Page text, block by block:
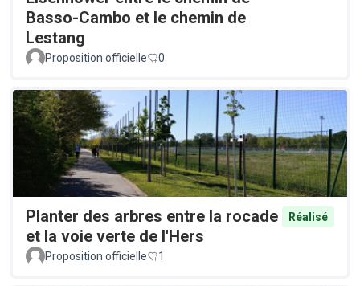
Basso-Cambo et le chemin de
Lestang
Proposition officielle 0
Planter des arbres entre la rocade
et la voie verte de l'Hers
Réalisé
Proposition officielle 1